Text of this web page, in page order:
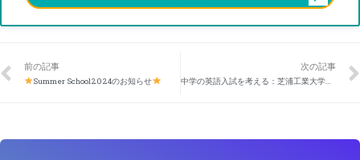
前の記事
Summer School2024のお知らせ
次の記事
中学の英語入試を考える：芝浦工業大学附属